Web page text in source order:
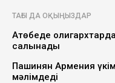
ТАҒЫ ДА ОҚЫҢЫЗДАР
Ақтөбеде
салынады
Пашинян Армения
мәлімдеді